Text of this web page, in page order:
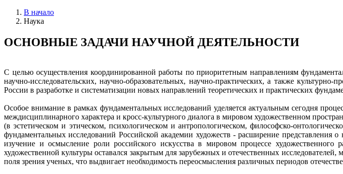
В начало
Наука
ОСНОВНЫЕ ЗАДАЧИ НАУЧНОЙ ДЕЯТЕЛЬНОСТИ
С целью осуществления координированной работы по приоритетным направлениям
научно-исследовательских, научно-образовательных, научно-практических, а также
России в разработке и систематизации новых направлений теоретических и практических
Особое внимание в рамках фундаментальных исследований уделяется актуальным сегодня
междисциплинарного характера и кросс-культурного диалога в мировом художественном
(в эстетическом и этическом, психологическом и антропологическом, философско-
фундаментальных исследований Российской академии художеств - расширение представления
изучение и осмысление роли российского искусства в мировом процессе
художественной культуры оставался закрытым для зарубежных и отечественных
поля зрения ученых, что выдвигает необходимость переосмысления различных периодов